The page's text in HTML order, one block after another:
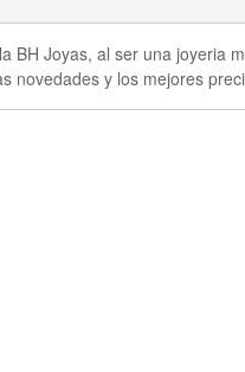
BH Joyas, al ser una joyeria
novedades y los mejores